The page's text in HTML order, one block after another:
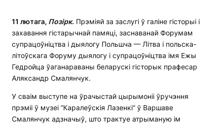
11 лютага, Позірк. Прэміяй за заслугі ў галіне гісторыі і
захавання гістарычнай памяці, заснаванай Форумам
супрацоўніцтва і дыялогу Польшча — Літва і польска-
літоўскага Форуму дыялогу і супрацоўніцтва імя Ежы
Гедройца ўаганараваны беларускі гісторык прафесар
Аляксандр Смалянчук.
У сваім выступе на ўрачыстай цырымоніі ўручэння
прэміі ў музеі “Каралеўскія Лазенкі“ ў Варшаве
Смалянчук адзначыў, што трактуе атрыманую ім